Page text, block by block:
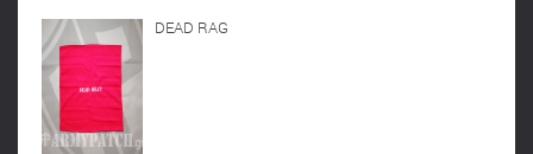
DEAD RAG